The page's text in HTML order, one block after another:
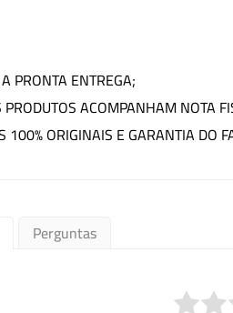
PRONTA ENTREGA;
ACOMPANHAM NOTA
100% ORIGINAIS E GARANTIA DO
Perguntas